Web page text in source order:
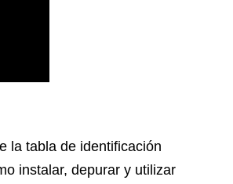
la tabla de identificación
instalar, depurar y utilizar